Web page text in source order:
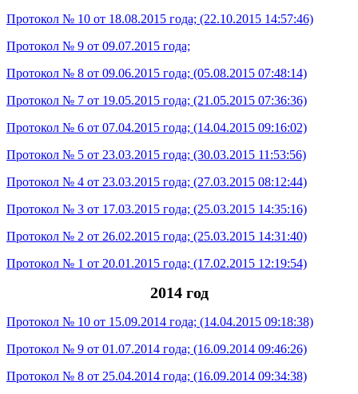
Протокол № 10 от 18.08.2015 года; (22.10.2015 14:57:46)
Протокол № 9 от 09.07.2015 года;
Протокол № 8 от 09.06.2015 года; (05.08.2015 07:48:14)
Протокол № 7 от 19.05.2015 года; (21.05.2015 07:36:36)
Протокол № 6 от 07.04.2015 года; (14.04.2015 09:16:02)
Протокол № 5 от 23.03.2015 года; (30.03.2015 11:53:56)
Протокол № 4 от 23.03.2015 года; (27.03.2015 08:12:44)
Протокол № 3 от 17.03.2015 года; (25.03.2015 14:35:16)
Протокол № 2 от 26.02.2015 года; (25.03.2015 14:31:40)
Протокол № 1 от 20.01.2015 года; (17.02.2015 12:19:54)
2014 год
Протокол № 10 от 15.09.2014 года; (14.04.2015 09:18:38)
Протокол № 9 от 01.07.2014 года; (16.09.2014 09:46:26)
Протокол № 8 от 25.04.2014 года; (16.09.2014 09:34:38)